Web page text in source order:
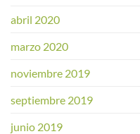
abril 2020
marzo 2020
noviembre 2019
septiembre 2019
junio 2019